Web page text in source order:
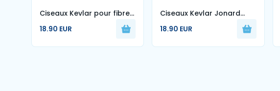
Ciseaux Kevlar pour fibre
optique
18.90 EUR
Ciseaux Kevlar Jonard
Coupe fibre optique
18.90 EUR